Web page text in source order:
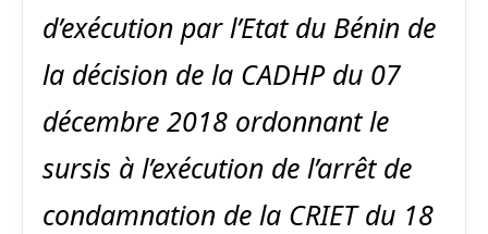
d’exécution par l’Etat du Bénin de
la décision de la CADHP du 07
décembre 2018 ordonnant le
sursis à l’exécution de l’arrêt de
condamnation de la CRIET du 18